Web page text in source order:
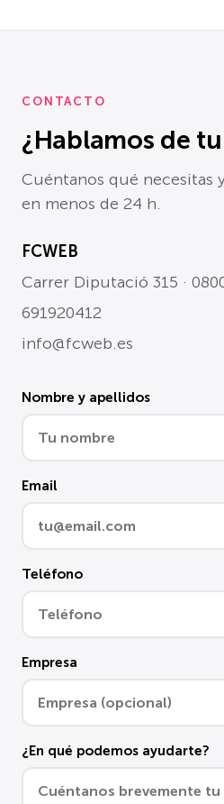
CONTACTO
¿Hablamos de
Cuéntanos qué necesitas
en menos de 24 h.
FCWEB
Carrer Diputació 315 ·
691920412
info@fcweb.es
Nombre y apellidos
Email
Teléfono
Empresa
¿En qué podemos ayudarte?